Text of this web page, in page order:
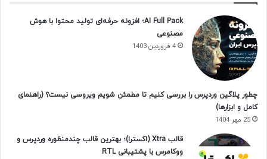
AI Full Pack؛ افزونه حرفه‌ای تولید محتوا با هوش
مصنوعی
4 فروردین 1403
چطور پلاگین وردپرس را بررسی کنیم تا مطمئن شویم ویروسی نیست؟ (راهنمای
کامل و ابزارها)
25 مهر 1404
قالب Xtra (اکسترا)؛ بهترین قالب چندمنظوره وردپرس و
ووکامرس با پشتیبانی RTL